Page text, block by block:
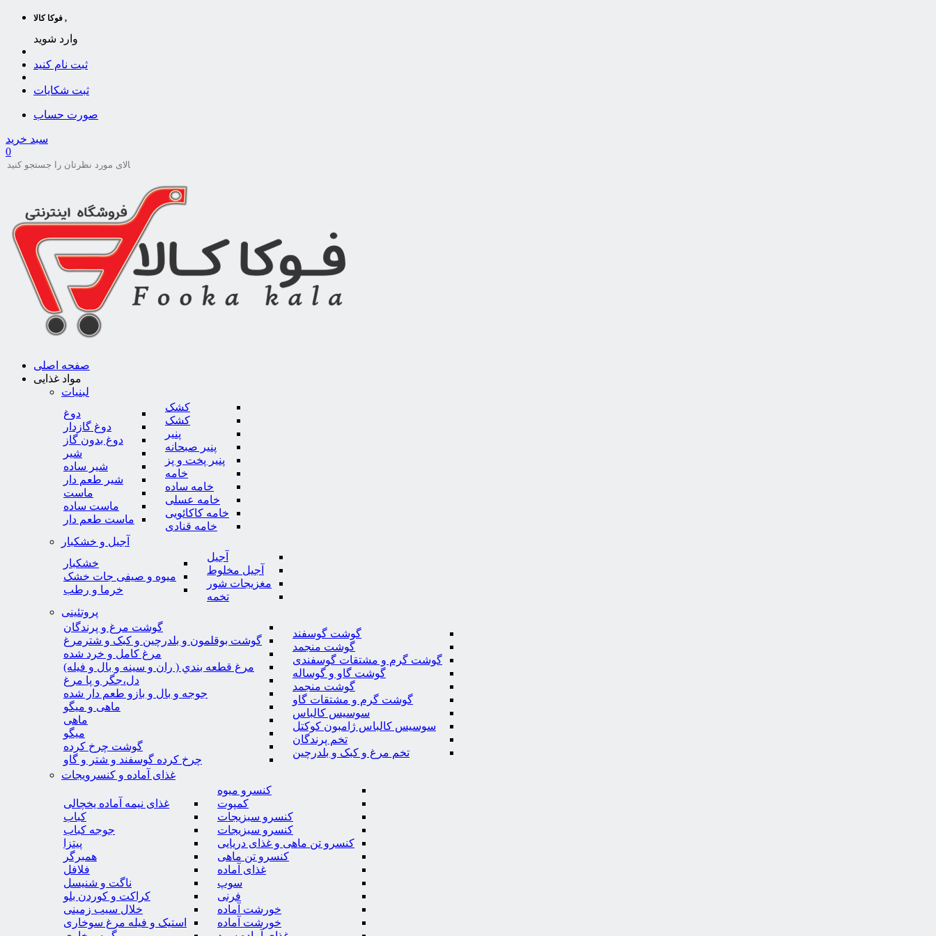
فوکا کالا ,
وارد شوید
ثبت نام کنید
ثبت شکایات
صورت حساب
سبد خرید
0
صفحه اصلی
مواد غذایی
لبنیات
کشک
کشک
پنیر
پنیر صبحانه
پنیر پخت و پز
خامه
خامه ساده
خامه عسلی
خامه کاکائویی
خامه قنادی
دوغ
دوغ گازدار
دوغ بدون گاز
شیر
شیر ساده
شیر طعم دار
ماست
ماست ساده
ماست طعم دار
آجیل و خشکبار
آجیل
آجیل مخلوط
مغزیجات شور
تخمه
خشکبار
میوه و صیفی جات خشک
خرما و رطب
پروتئینی
گوشت گوسفند
گوشت منجمد
گوشت گرم و مشتقات گوسفندی
گوشت گاو و گوساله
گوشت منجمد
گوشت گرم و مشتقات گاو
سوسیس کالباس
سوسیس کالباس ژامبون کوکتل
تخم پرندگان
تخم مرغ و کبک و بلدرچین
گوشت مرغ و پرندگان
گوشت بوقلمون و بلدرچین و کبک و شترمرغ
مرغ کامل و خرد شده
مرغ قطعه بندي ( ران و سينه و بال و فيله)
دل،جگر و پا مرغ
جوجه و بال و بازو طعم دار شده
ماهی و میگو
ماهی
میگو
گوشت چرخ کرده
چرخ کرده گوسفند و شتر و گاو
غذای آماده و کنسرویجات
کنسرو میوه
کمپوت
کنسرو سبزیجات
کنسرو سبزیجات
کنسرو تن ماهی و غذای دریایی
کنسرو تن ماهی
غذای آماده
سوپ
فرنی
خورشت آماده
خورشت آماده
غذای نیمه آماده یخچالی
کباب
جوجه کباب
پیتزا
همبرگر
فلافل
ناگت و شنیسل
کراکت و کوردن بلو
خلال سیب زمینی
استیک و فیله مرغ سوخاری